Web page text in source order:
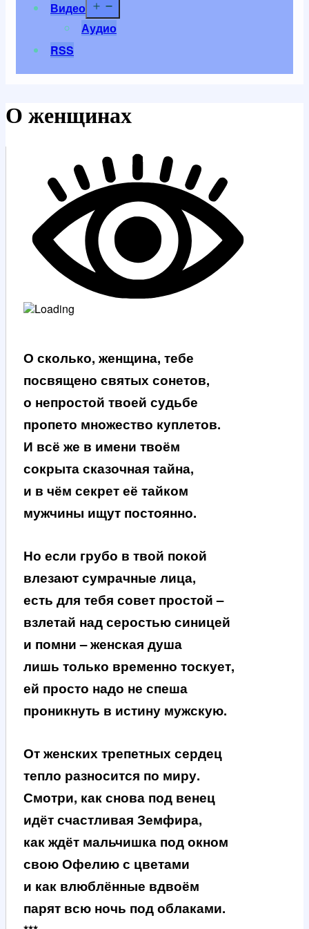
Видео
Аудио
RSS
О женщинах
О сколько, женщина, тебе
посвящено святых сонетов,
о непростой твоей судьбе
пропето множество куплетов.
И всё же в имени твоём
сокрыта сказочная тайна,
и в чём секрет её тайком
мужчины ищут постоянно.
Но если грубо в твой покой
влезают сумрачные лица,
есть для тебя совет простой –
взлетай над серостью синицей
и помни – женская душа
лишь только временно тоскует,
ей просто надо не спеша
проникнуть в истину мужскую.
От женских трепетных сердец
тепло разносится по миру.
Смотри, как снова под венец
идёт счастливая Земфира,
как ждёт мальчишка под окном
свою Офелию с цветами
и как влюблённые вдвоём
парят всю ночь под облаками.